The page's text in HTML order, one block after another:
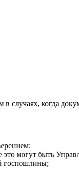
случаях, когда
это могут быть
госпошлины;